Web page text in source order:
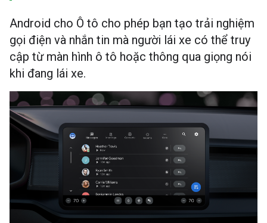
Android cho Ô tô cho phép bạn tạo trải nghiệm
gọi điện và nhắn tin mà người lái xe có thể truy
cập từ màn hình ô tô hoặc thông qua giọng nói
khi đang lái xe.